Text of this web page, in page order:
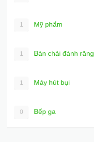
1 Mỹ phẩm
1 Bàn chải đánh răng
1 Máy hút bụi
0 Bếp ga